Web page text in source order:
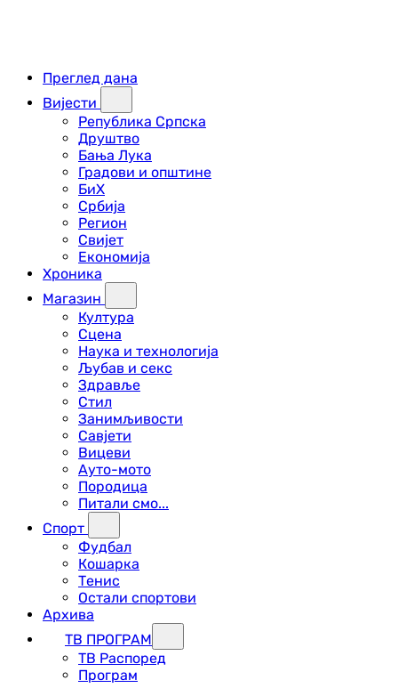
Преглед дана
Вијести
Република Српска
Друштво
Бања Лука
Градови и општине
БиХ
Србија
Регион
Свијет
Економија
Хроника
Магазин
Култура
Сцена
Наука и технологија
Љубав и секс
Здравље
Стил
Занимљивости
Савјети
Вицеви
Ауто-мото
Породица
Питали смо...
Спорт
Фудбал
Кошарка
Тенис
Остали спортови
Архива
ТВ ПРОГРАМ
ТВ Распоред
Програм